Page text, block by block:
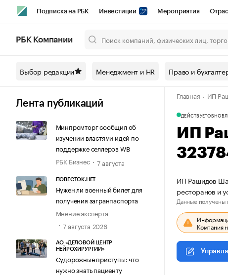
Подписка на РБК Инвестиции Мероприятия
Спецпроекты СПб Конференции СПб Спецпроекты
Технологии и медиа Рынок наличной валюты
РБК Компании
Выбор редакции Менеджмент и HR Право и
Лента публикаций
Минпромторг сообщил об
изучении властями идей по
поддержке селлеров WB
РБК Бизнес
7 августа
ПОВЕСТОК.НЕТ
Нужен ли военный билет для
получения загранпаспорта
Мнение эксперта
7 августа 2026
АО «ДЕЛОВОЙ ЦЕНТР
НЕЙРОХИРУРГИИ»
Судорожные приступы: что
нужно знать пациенту
Главная ИП
ДЕЙСТВУЕТ
ИП
ИП Рашидов
ресторанов и
Данные получены
Компания